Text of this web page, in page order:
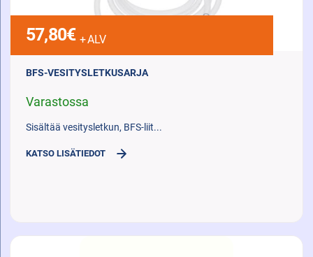
57,80€ + ALV
BFS-VESITYSLETKUSARJA
Varastossa
Sisältää vesitysletkun, BFS-liit...
KATSO LISÄTIEDOT